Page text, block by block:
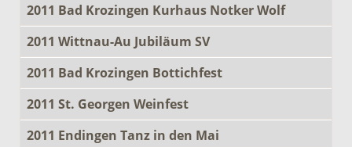
2011 Bad Krozingen Kurhaus Notker Wolf
2011 Wittnau-Au Jubiläum SV
2011 Bad Krozingen Bottichfest
2011 St. Georgen Weinfest
2011 Endingen Tanz in den Mai